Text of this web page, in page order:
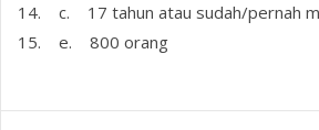
14. c. 17 tahun atau sudah/pernah
15. e. 800 orang